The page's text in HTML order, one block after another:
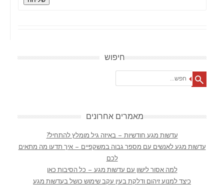
חיפוש
מאמרים אחרונים
עדשות מגע חודשיות – באיזה גיל מומלץ להתחיל?
עדשות מגע לאנשים עם מספר גבוה במשקפיים – איך תדעו מה מתאים
לכם
למה אסור לישון עם עדשות מגע – כל הסיבות כאן
כיצד למנוע זיהום ודלקת בעין עקב שימוש כושל בעדשות מגע